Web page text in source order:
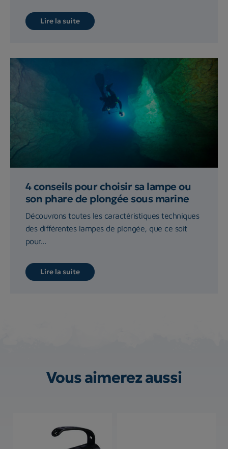
Lire la suite
4 conseils pour choisir sa lampe ou
son phare de plongée sous marine
Découvrons toutes les caractéristiques techniques
des différentes lampes de plongée, que ce soit
pour...
Lire la suite
Vous aimerez aussi